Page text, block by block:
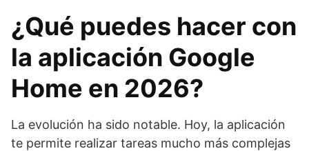
¿Qué puedes hacer con
la aplicación Google
Home en 2026?
La evolución ha sido notable. Hoy, la aplicación
te permite realizar tareas mucho más complejas